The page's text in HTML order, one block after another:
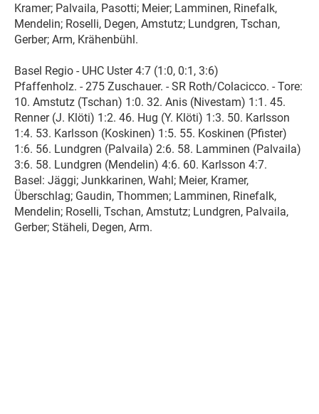
Kramer; Palvaila, Pasotti; Meier; Lamminen, Rinefalk,
Mendelin; Roselli, Degen, Amstutz; Lundgren, Tschan,
Gerber; Arm, Krähenbühl.
Basel Regio - UHC Uster 4:7 (1:0, 0:1, 3:6)
Pfaffenholz. - 275 Zuschauer. - SR Roth/Colacicco. - Tore:
10. Amstutz (Tschan) 1:0. 32. Anis (Nivestam) 1:1. 45.
Renner (J. Klöti) 1:2. 46. Hug (Y. Klöti) 1:3. 50. Karlsson
1:4. 53. Karlsson (Koskinen) 1:5. 55. Koskinen (Pfister)
1:6. 56. Lundgren (Palvaila) 2:6. 58. Lamminen (Palvaila)
3:6. 58. Lundgren (Mendelin) 4:6. 60. Karlsson 4:7.
Basel: Jäggi; Junkkarinen, Wahl; Meier, Kramer,
Überschlag; Gaudin, Thommen; Lamminen, Rinefalk,
Mendelin; Roselli, Tschan, Amstutz; Lundgren, Palvaila,
Gerber; Stäheli, Degen, Arm.